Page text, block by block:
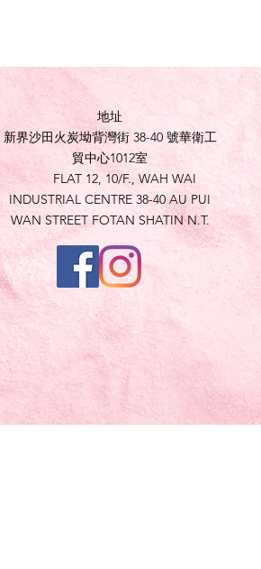
地址
新界沙田火炭坳背灣街 38-40 號華衛工
貿中心1012室
FLAT 12, 10/F., WAH WAI
INDUSTRIAL CENTRE 38-40 AU PUI
WAN STREET FOTAN SHATIN N.T.